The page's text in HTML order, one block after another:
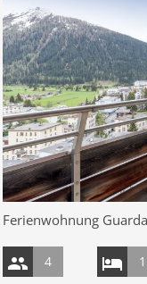
Ferienwohnung
4 1